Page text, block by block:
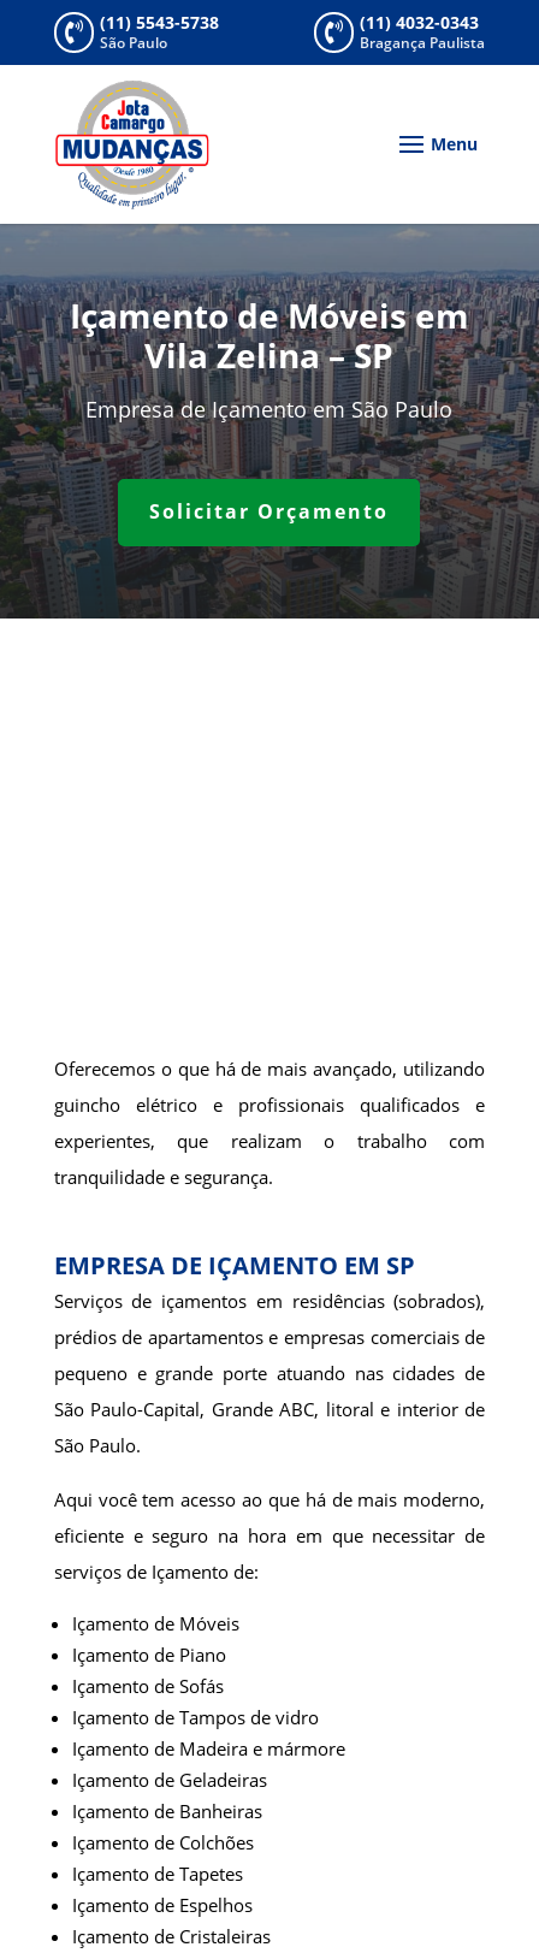
 (11) 5543-5738
São Paulo  (11) 4032-0343
Bragança Paulista
Içamento de Móveis em
Vila Zelina – SP
Empresa de Içamento em São Paulo
Solicitar Orçamento
Oferecemos o que há de mais avançado, utilizando
guincho elétrico e profissionais qualificados e
experientes, que realizam o trabalho com
tranquilidade e segurança.
EMPRESA DE IÇAMENTO EM SP
Serviços de içamentos em residências (sobrados),
prédios de apartamentos e empresas comerciais de
pequeno e grande porte atuando nas cidades de
São Paulo-Capital, Grande ABC, litoral e interior de
São Paulo.
Aqui você tem acesso ao que há de mais moderno,
eficiente e seguro na hora em que necessitar de
serviços de Içamento de:
Içamento de Móveis
Içamento de Piano
Içamento de Sofás
Içamento de Tampos de vidro
Içamento de Madeira e mármore
Içamento de Geladeiras
Içamento de Banheiras
Içamento de Colchões
Içamento de Tapetes
Içamento de Espelhos
Içamento de Cristaleiras